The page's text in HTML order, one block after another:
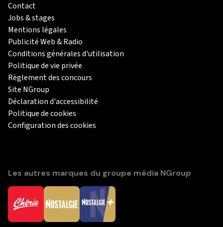
Contact
Jobs & stages
Mentions légales
Publicité Web & Radio
Conditions générales d'utilisation
Politique de vie privée
Règlement des concours
Site NGroup
Déclaration d'accessibilité
Politique de cookies
Configuration des cookies
Les autres marques du groupe média NGroup